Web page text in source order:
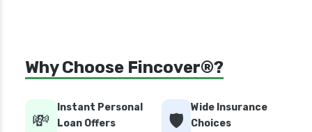
Why Choose Fincover®?
💸
Instant Personal
Loan Offers
🛡️
Wide Insurance
Choices